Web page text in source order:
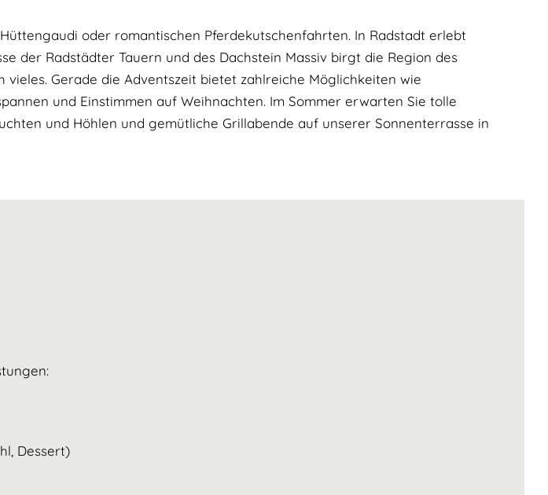
oder romantischen Pferdekutschenfahrten. In Radstadt erlebt
der Radstädter Tauern und des Dachstein Massiv birgt die Region des
Gerade die Adventszeit bietet zahlreiche Möglichkeiten wie
und Einstimmen auf Weihnachten. Im Sommer erwarten Sie tolle
und Höhlen und gemütliche Grillabende auf unserer Sonnenterrasse in
Dessert)